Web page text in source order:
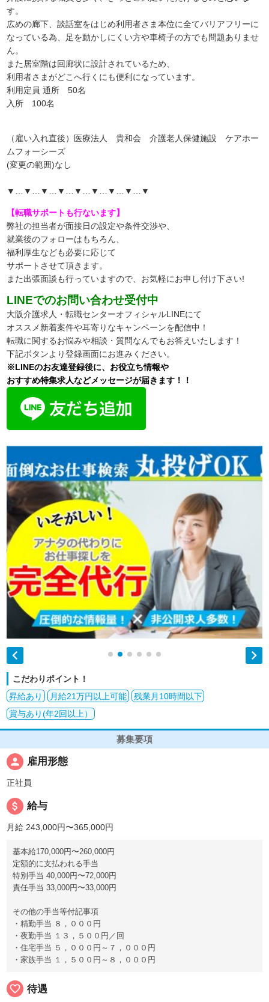
す。
広めの廊下、談話室をはじめ利用者さま本位に全てバリアフリーに
なっている為、足を動かしにくい方や車椅子の方でも問題ありませ
ん。
また居室階は回廊状に設計されているため、
利用者さまがどこへ行くにも便利になっています。
利用定員 通所 50名
入所 100名
（雇い入れ直後）医療法人 貴和会 介護老人保健施設 ケアホー
ムフォーシーズ
(変更の範囲)なし
▼…▼…▼…▼…▼…▼…▼…▼…▼
【転職サポートも行ないます】
弊社の担当者が面接日の設定や条件交渉や、
就業後のフォローはもちろん、
福利厚生なども必要に応じて
サポートさせて頂きます。
また出張面談も行っていますので、 お気軽にお申し付け下さい!
LINEでのお問い合わせ受付中
大阪介護求人・転職センターオフィシャルLINEにて
オススメ新着案件や耳寄りなキャンペーンを配信中！
転職に関するお悩みや相談・質問なんでもお答えいたします！
下記ボタンより登録画面にお進みください。
※LINEのお友達登録後に、お役立ち情報や
おすすめ特集求人などメッセージが届きます！！
 
こだわりポイント！
昇給あり
月給21万円以上可能
残業月10時間以下
賞与あり(年2回以上）
募集要項
person 雇用形態
正社員
attach_money 給与
月給 243,000円〜365,000円
基本給170,000円〜260,000円
定額的に支払われる手当
特別手当 40,000円〜72,000円
責任手当 33,000円〜33,000円
その他の手当等付記事項
・精勤手当 ８，０００円
・夜勤手当 １３，５００円／回
・住宅手当 ５，０００円～７，０００円
・家族手当 １，５００円～８，０００円
favorite_border 待遇